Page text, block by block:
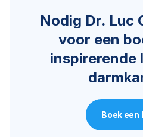
Nodig Dr. Luc
voor een
inspirerende
Boek een